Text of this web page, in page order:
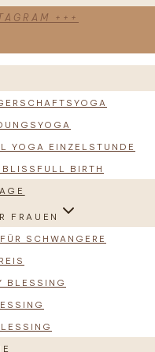
+++
YOGA EINZELSTUNDE
BIRTH
FRAUEN
SCHWANGERE
BLESSING